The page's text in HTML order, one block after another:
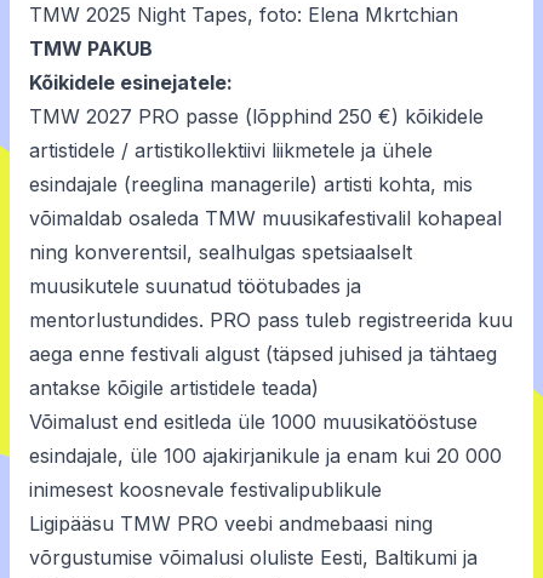
TMW 2025 Night Tapes, foto: Elena Mkrtchian
TMW PAKUB
Kõikidele esinejatele:
TMW 2027 PRO passe (lõpphind 250 €) kõikidele
artistidele / artistikollektiivi liikmetele ja ühele
esindajale (reeglina managerile) artisti kohta, mis
võimaldab osaleda TMW muusikafestivalil kohapeal
ning konverentsil, sealhulgas spetsiaalselt
muusikutele suunatud töötubades ja
mentorlustundides. PRO pass tuleb registreerida kuu
aega enne festivali algust (täpsed juhised ja tähtaeg
antakse kõigile artistidele teada)
Võimalust end esitleda üle 1000 muusikatööstuse
esindajale, üle 100 ajakirjanikule ja enam kui 20 000
inimesest koosnevale festivalipublikule
Ligipääsu TMW PRO veebi andmebaasi ning
võrgustumise võimalusi oluliste Eesti, Baltikumi ja